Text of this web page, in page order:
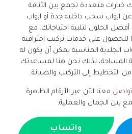
خيارات متعددة تجمع بين الأناقة
ابواب سحب داخلية جدة أو ابواب
أفضل الحلول لتلبية احتياجاتك. مع
للحصول على خدمات تركيب احترافية
الجلدية المناسبة يمكن أن يكون له
المساحة، لذلك نحن هنا لمساعدتك
التخطيط إلى التركيب والصيانة.
تواصل معنا الآن عبر الأرقام الظاهرة
بين الجمال والعملية:
واتساب